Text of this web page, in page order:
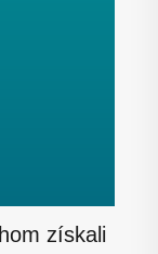
získali